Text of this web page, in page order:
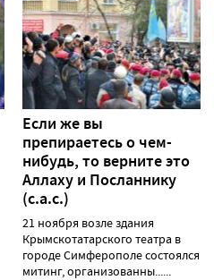
Если же вы
препираетесь о чем-
нибудь, то верните это
Аллаху и Посланнику
(с.а.с.)
21 ноября возле здания
Крымскотатарского театра в
городе Симферополе состоялся
митинг, организованны......